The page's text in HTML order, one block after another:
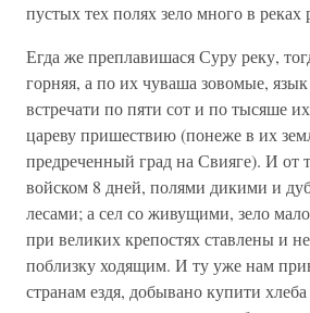
пустых тех полях зело много в реках
Егда же преплавишася Суру реку,
горняя, а по их чуваша зовомые,
встречати по пяти сот и по тысяше
цареву пришествию (понеже в их
предреченный град на Свияге). И от
войском 8 дней, полями дикими и
лесами; а сел со живущими, зело
при великих крепостях ставлены и
поблизку ходящим. И ту уже нам
странам ездя, добывано купити